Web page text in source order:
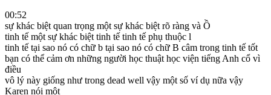
00:52
sự khác biệt quan trọng một sự khác biệt rõ ràng và Ồ
tinh tế một sự khác biệt tinh tế tinh tế phụ thuộc l
tinh tế tại sao nó có chữ b tại sao nó có chữ B câm trong tinh tế tốt
bạn có thể cảm ơn những người học thuật học viện tiếng Anh cổ vì
điều
vô lý này giống như trong dead well vậy một số ví dụ nữa vậy
Karen nói một